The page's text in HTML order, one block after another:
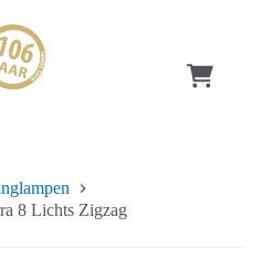
8 Lichts Zigzag